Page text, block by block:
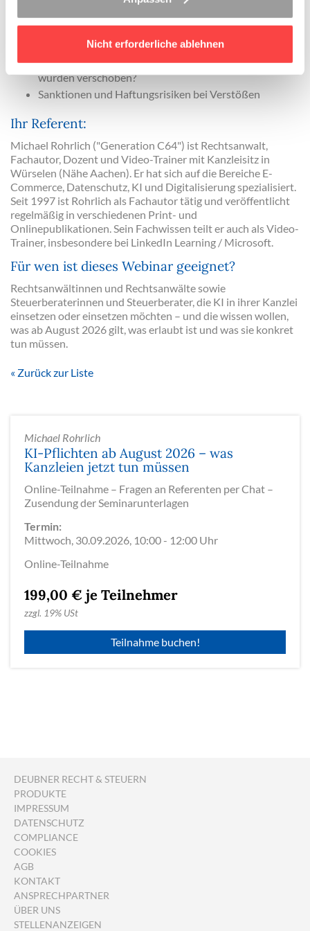
Nicht erforderliche ablehnen
nachweisen können?
Checkliste: Was ist bis August 2026 konkret zu tun?
Omnibus on AI: Welche Fristen gelten noch, welche
wurden verschoben?
Sanktionen und Haftungsrisiken bei Verstößen
Ihr Referent:
Michael Rohrlich ("Generation C64") ist Rechtsanwalt,
Fachautor, Dozent und Video-Trainer mit Kanzleisitz in
Würselen (Nähe Aachen). Er hat sich auf die Bereiche E-
Commerce, Datenschutz, KI und Digitalisierung spezialisiert.
Seit 1997 ist Rohrlich als Fachautor tätig und veröffentlicht
regelmäßig in verschiedenen Print- und
Onlinepublikationen. Sein Fachwissen teilt er auch als Video-
Trainer, insbesondere bei LinkedIn Learning / Microsoft.
Für wen ist dieses Webinar geeignet?
Rechtsanwältinnen und Rechtsanwälte sowie
Steuerberaterinnen und Steuerberater, die KI in ihrer Kanzlei
einsetzen oder einsetzen möchten – und die wissen wollen,
was ab August 2026 gilt, was erlaubt ist und was sie konkret
tun müssen.
Zurück zur Liste
Michael Rohrlich
KI-Pflichten ab August 2026 – was
Kanzleien jetzt tun müssen
Online-Teilnahme – Fragen an Referenten per Chat –
Zusendung der Seminarunterlagen
Termin:
Mittwoch, 30.09.2026, 10:00 - 12:00 Uhr
Online-Teilnahme
199,00 € je Teilnehmer
zzgl. 19% USt
Teilnahme buchen!
DEUBNER RECHT & STEUERN
PRODUKTE
IMPRESSUM
DATENSCHUTZ
COMPLIANCE
COOKIES
AGB
KONTAKT
ANSPRECHPARTNER
ÜBER UNS
STELLENANZEIGEN